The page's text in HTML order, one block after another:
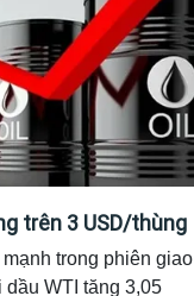
trên 3 USD/thùng
trong phiên giao
WTI tăng 3,05